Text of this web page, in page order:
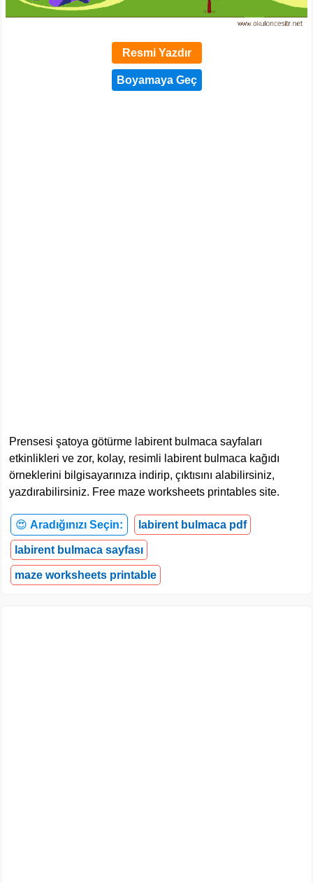
Resmi Yazdır
Prensesi şatoya götürme labirent bulmaca sayfaları
etkinlikleri ve zor, kolay, resimli labirent bulmaca kağıdı
örneklerini bilgisayarınıza indirip, çıktısını alabilirsiniz,
yazdırabilirsiniz. Free maze worksheets printables site.
😍 Aradığınızı Seçin: labirent bulmaca pdf
labirent bulmaca sayfası
maze worksheets printable